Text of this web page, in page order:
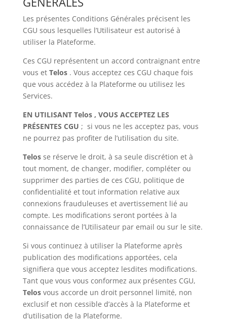
Les présentes Conditions Générales précisent les
CGU sous lesquelles l’Utilisateur est autorisé à
utiliser la Plateforme.
Ces CGU représentent un accord contraignant entre
vous et Telos. Vous acceptez ces CGU chaque fois
que vous accédez à la Plateforme ou utilisez les
Services.
EN UTILISANT Telos , VOUS ACCEPTEZ LES
PRÉSENTES CGU ; si vous ne les acceptez pas, vous
ne pourrez pas profiter de l’utilisation du site.
Telosse réserve le droit, à sa seule discrétion et à
tout moment, de changer, modifier, compléter ou
supprimer des parties de ces CGU, politique de
confidentialité et tout information relative aux
connexions frauduleuses et avertissement lié au
compte. Les modifications seront portées à la
connaissance de l’Utilisateur par email ou sur le site.
Si vous continuez à utiliser la Plateforme après
publication des modifications apportées, cela
signifiera que vous acceptez lesdites modifications.
Tant que vous vous conformez aux présentes CGU,
Telosvous accorde un droit personnel limité, non
exclusif et non cessible d’accès à la Plateforme et
d’utilisation de la Plateforme.